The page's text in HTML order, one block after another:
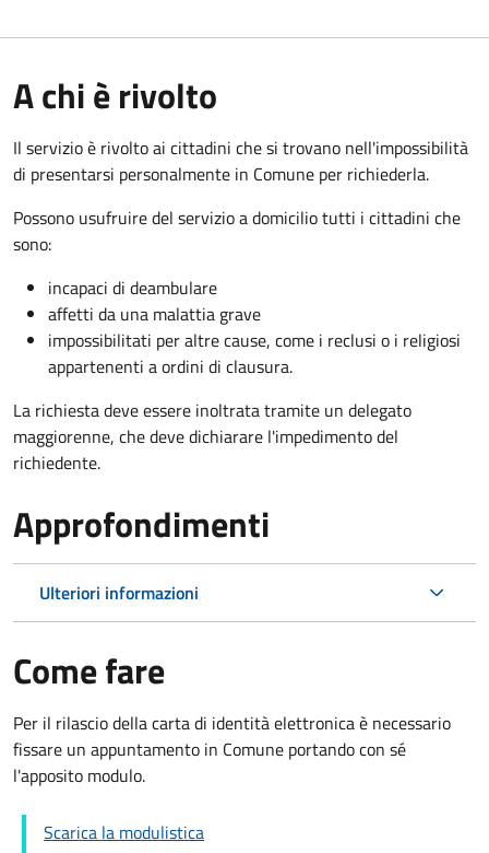
A chi è rivolto
Il servizio è rivolto ai cittadini che si trovano nell'impossibilità
di presentarsi personalmente in Comune per richiederla.
Possono usufruire del servizio a domicilio tutti i cittadini che
sono:
incapaci di deambulare
affetti da una malattia grave
impossibilitati per altre cause, come i reclusi o i religiosi
appartenenti a ordini di clausura.
La richiesta deve essere inoltrata tramite un delegato
maggiorenne, che deve dichiarare l'impedimento del
richiedente.
Approfondimenti
Ulteriori informazioni
Come fare
Per il rilascio della carta di identità elettronica è necessario
fissare un appuntamento in Comune portando con sé
l'apposito modulo.
Scarica la modulistica